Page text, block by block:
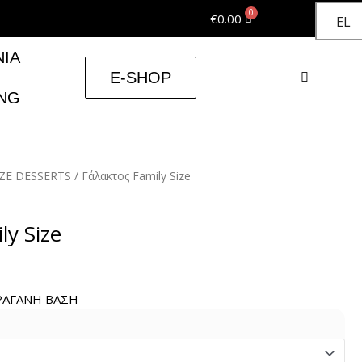
€0.00 Cart EL
E-SHOP
DESSERTS / Γάλακτος Family Size
Size
ΒΑΣΗ